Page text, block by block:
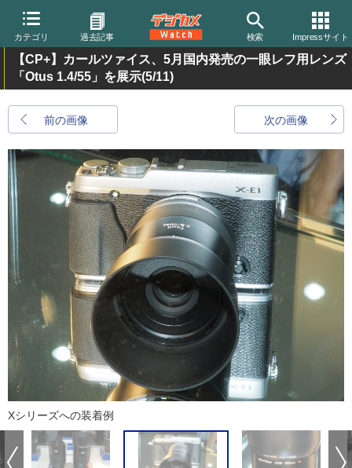
カテゴリ 過去記事 検索 Impressサイト
【CP+】カールツァイス、5月国内発売の一眼レフ用レンズ
「Otus 1.4/55」を展示(5/11)
前の画像 次の画像
Xシリーズへの装着例